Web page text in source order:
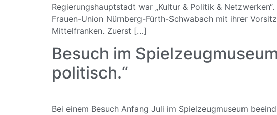
Regierungshauptstadt war „Kultur & Politik &
Frauen-Union Nürnberg-Fürth-Schwabach mit ihrer
Mittelfranken. Zuerst […]
Besuch im
politisch.“
Bei einem Besuch Anfang Juli im Spielzeugmuseum